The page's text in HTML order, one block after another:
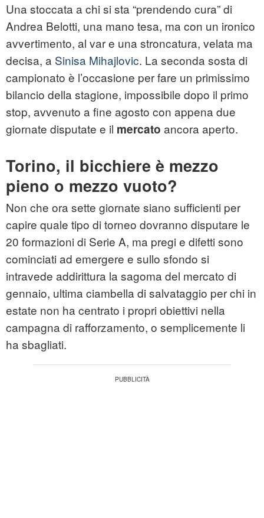
Una stoccata a chi si sta “prendendo cura” di
Andrea Belotti, una mano tesa, ma con un ironico
avvertimento, al vare una stroncatura, velata ma
decisa, a Sinisa Mihajlovic. La seconda sosta di
campionato è l’occasione per fare un primissimo
bilancio della stagione, impossibile dopo il primo
stop, avvenuto a fine agosto con appena due
giornate disputate e il mercato ancora aperto.
Torino, il bicchiere è mezzo
pieno o mezzo vuoto?
Non che ora sette giornate siano sufficienti per
capire quale tipo di torneo dovranno disputare le
20 formazioni di Serie A, ma pregi e difetti sono
cominciati ad emergere e sullo sfondo si
intravede addirittura la sagoma del mercato di
gennaio, ultima ciambella di salvataggio per chi in
estate non ha centrato i propri obiettivi nella
campagna di rafforzamento, o semplicemente li
ha sbagliati.